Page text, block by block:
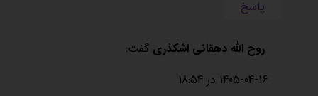
پاسخ
روح الله دهقانی اشکذری گفت:
1405-04-16 در 18:54